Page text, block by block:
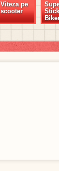
Viteza pe
scooter